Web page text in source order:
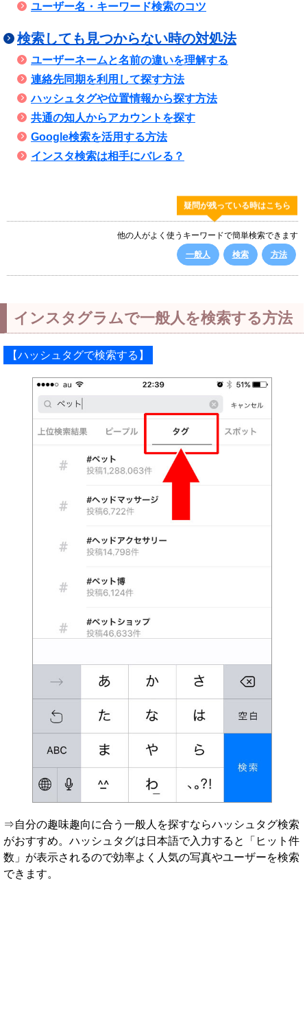
ユーザー名・キーワード検索のコツ
検索しても見つからない時の対処法
ユーザーネームと名前の違いを理解する
連絡先同期を利用して探す方法
ハッシュタグや位置情報から探す方法
共通の知人からアカウントを探す
Google検索を活用する方法
インスタ検索は相手にバレる？
疑問が残っている時はこちら
他の人がよく使うキーワードで簡単検索できます
一般人
検索 方法
インスタグラムで一般人を検索する方法
【ハッシュタグで検索する】
⇒自分の趣味趣向に合う一般人を探すならハッシュタグ検索
がおすすめ。ハッシュタグは日本語で入力すると「ヒット件
数」が表示されるので効率よく人気の写真やユーザーを検索
できます。